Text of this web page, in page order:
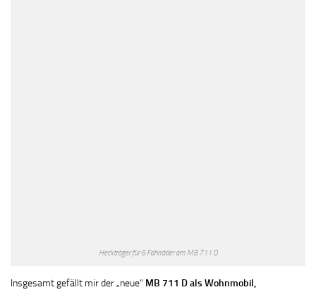
Heckträger für 6 Fahrräder am MB 711 D
Insgesamt gefällt mir der „neue“ MB 711 D als Wohnmobil,